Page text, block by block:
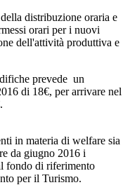
distribuzione oraria e
orari per i nuovi
dell'attività produttiva e
prevede un
di 18€, per arrivare nel
in materia di welfare sia
da giugno 2016 i
fondo di riferimento
per il Turismo.